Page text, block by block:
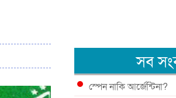
সব
স্পেন নাকি আর্জেন্টিনা?